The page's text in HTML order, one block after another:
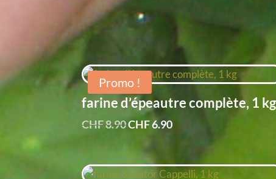
Promo !
farine d’épeautre complète, 1 kg
CHF8.90Le
prix
initial
était :
CHF6.90Le
est :